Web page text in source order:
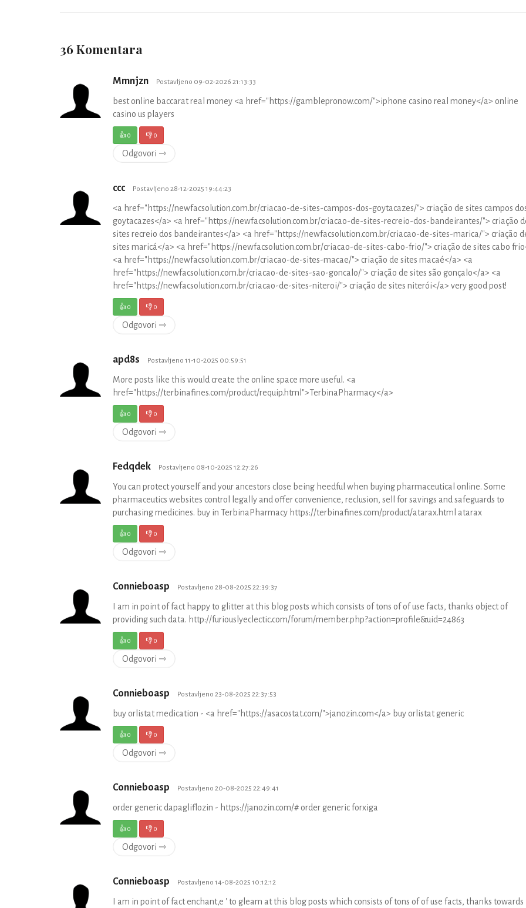
36 Komentara
Mmnjzn Postavljeno 09-02-2026 21:13:33
best online baccarat real money <a href="https://gamblepronow.com/">iphone casino real money</a> online
casino us players
👍0 👎0
Odgovori ⇾
ccc Postavljeno 28-12-2025 19:44:23
<a href="https://newfacsolution.com.br/criacao-de-sites-campos-dos-goytacazes/"> criação de sites campos
goytacazes</a> <a href="https://newfacsolution.com.br/criacao-de-sites-recreio-dos-bandeirantes/"> criação
sites recreio dos bandeirantes</a> <a href="https://newfacsolution.com.br/criacao-de-sites-marica/"> criação
sites maricá</a> <a href="https://newfacsolution.com.br/criacao-de-sites-cabo-frio/"> criação de sites cabo
<a href="https://newfacsolution.com.br/criacao-de-sites-macae/"> criação de sites macaé</a> <a
href="https://newfacsolution.com.br/criacao-de-sites-sao-goncalo/"> criação de sites são gonçalo</a> <a
href="https://newfacsolution.com.br/criacao-de-sites-niteroi/"> criação de sites niterói</a> very good post!
👍0 👎0
Odgovori ⇾
apd8s Postavljeno 11-10-2025 00:59:51
More posts like this would create the online space more useful. <a
href="https://terbinafines.com/product/requip.html">TerbinaPharmacy</a>
👍0 👎0
Odgovori ⇾
Fedqdek Postavljeno 08-10-2025 12:27:26
You can protect yourself and your ancestors close being heedful when buying pharmaceutical online. Some
pharmaceutics websites control legally and offer convenience, reclusion, sell for savings and safeguards to
purchasing medicines. buy in TerbinaPharmacy https://terbinafines.com/product/atarax.html atarax
👍0 👎0
Odgovori ⇾
Connieboasp Postavljeno 28-08-2025 22:39:37
I am in point of fact happy to glitter at this blog posts which consists of tons of of use facts, thanks object of
providing such data. http://furiouslyeclectic.com/forum/member.php?action=profile&uid=24863
👍0 👎0
Odgovori ⇾
Connieboasp Postavljeno 23-08-2025 22:37:53
buy orlistat medication - <a href="https://asacostat.com/">janozin.com</a> buy orlistat generic
👍0 👎0
Odgovori ⇾
Connieboasp Postavljeno 20-08-2025 22:49:41
order generic dapagliflozin - https://janozin.com/# order generic forxiga
👍0 👎0
Odgovori ⇾
Connieboasp Postavljeno 14-08-2025 10:12:12
I am in point of fact enchant‚e ' to gleam at this blog posts which consists of tons of of use facts, thanks towards